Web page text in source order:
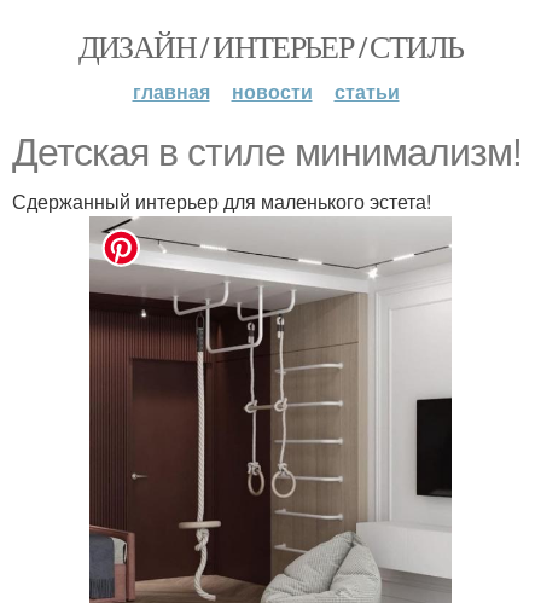
ДИЗАЙН / ИНТЕРЬЕР / СТИЛЬ
главная новости статьи
Детская в стиле минимализм!
Сдержанный интерьер для маленького эстета!